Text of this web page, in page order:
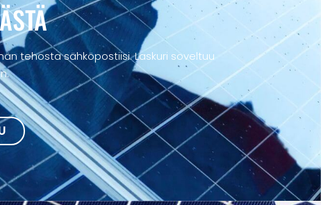
tehosta sähköpostiisi. Laskuri soveltuu